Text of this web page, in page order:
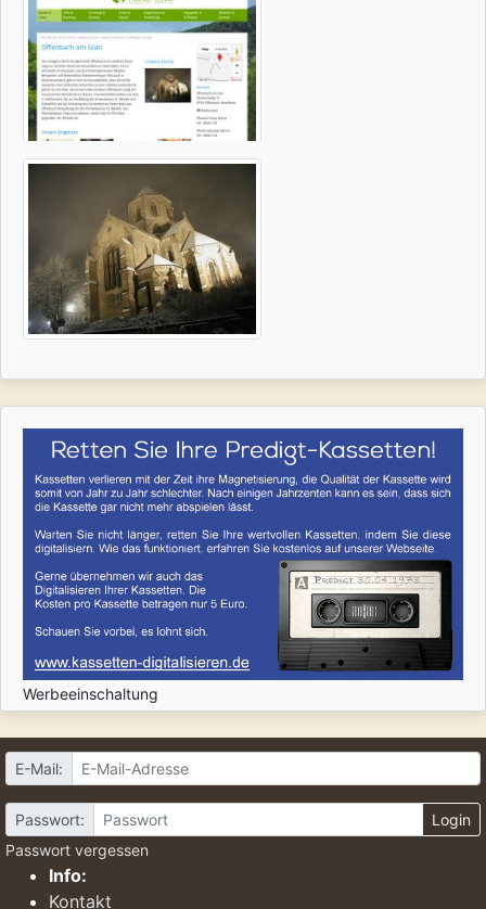
Werbeeinschaltung
E-Mail:
Passwort:
Login
Passwort vergessen
Info:
Kontakt